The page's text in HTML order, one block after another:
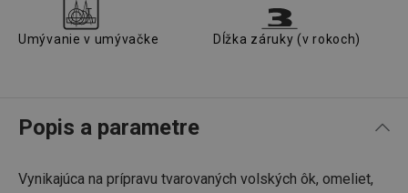
Umývanie v umývačke Dĺžka záruky (v rokoch)
Popis a parametre
Vynikajúca na prípravu tvarovaných volských ôk, omeliet,